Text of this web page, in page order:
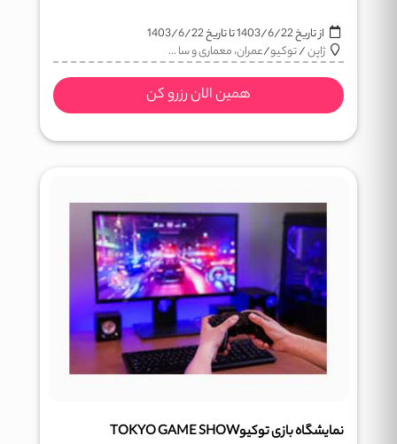
از تاریخ1403/6/22تا تاریخ1403/6/22
ژاپن/توکیو/عمران، معماری و سا ...
همین الان رزرو کن
نمایشگاه بازی توکیوTOKYO GAME SHOW